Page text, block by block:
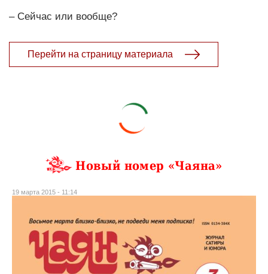
– Сейчас или вообще?
Перейти на страницу материала
Новый номер «Чаяна»
19 марта 2015 - 11:14